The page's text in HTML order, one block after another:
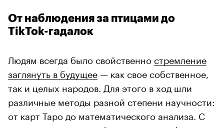
От наблюдения за птицами до
TikTok-гадалок
Людям всегда было свойственно стремление
заглянуть в будущее — как свое собственное,
так и целых народов. Для этого в ход шли
различные методы разной степени научности:
от карт Таро до математического анализа. С